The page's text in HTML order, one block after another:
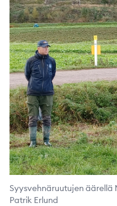
Syysvehnäruutujen äärellä
Patrik Erlund